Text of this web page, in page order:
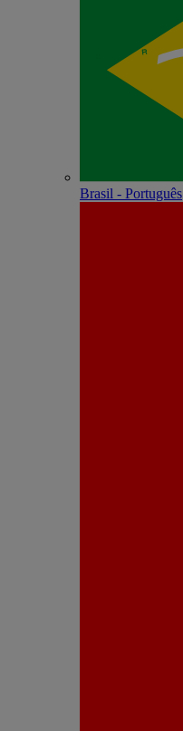
Brasil - Português